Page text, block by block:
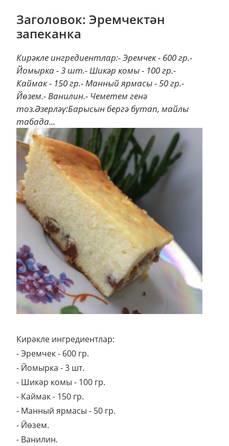
Заголовок: Эремчектән
запеканка
Кирәкле ингредиентлар:- Эремчек - 600 гр.-
Йомырка - 3 шт.- Шикәр комы - 100 гр.-
Каймак - 150 гр.- Манный ярмасы - 50 гр.-
Йөзем.- Ванилин.- Чеметем генә
тоз.Әзерләү:Барысын бергә бутап, майлы
табада...
Кирәкле ингредиентлар:
- Эремчек - 600 гр.
- Йомырка - 3 шт.
- Шикәр комы - 100 гр.
- Каймак - 150 гр.
- Манный ярмасы - 50 гр.
- Йөзем.
- Ванилин.